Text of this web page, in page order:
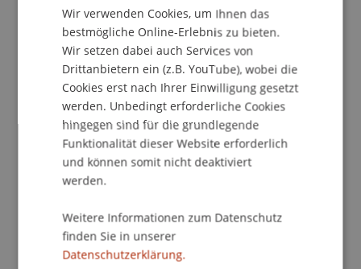
Dozierende/Dozierender:
Prof. Dr. KonstantinaPapathanasiou LL.M.
School/Professur:
Wirtschaftsstrafrecht, Compliance und
Digitalisierung
Informationsveranstaltung zu den
berufsbegleitenden Studiengängen
Master of Laws (LL.M.) im Wirtschaftsstrafrecht
Kontakt
Wir verwenden Cookies, um Ihnen das
bestmögliche Online-Erlebnis zu bieten.
Wir setzen dabei auch Services von
Drittanbietern ein (z.B. YouTube), wobei die
Cookies erst nach Ihrer Einwilligung gesetzt
werden. Unbedingt erforderliche Cookies
hingegen sind für die grundlegende
Funktionalität dieser Website erforderlich
und können somit nicht deaktiviert
werden.
Weitere Informationen zum Datenschutz
finden Sie in unserer
Datenschutzerklärung.